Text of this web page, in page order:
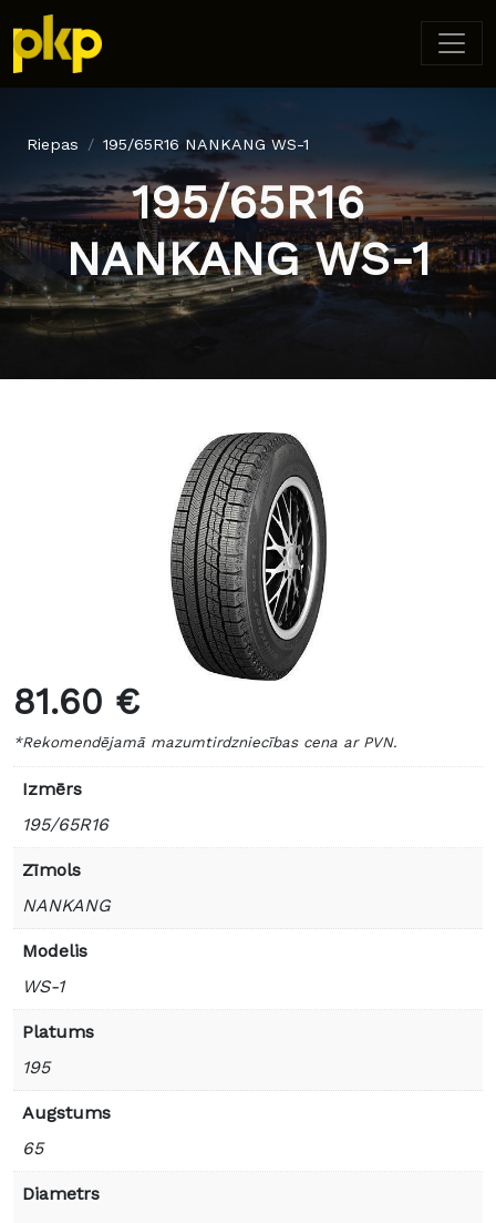
Riepas 195/65R16 NANKANG WS-1
195/65R16
NANKANG WS-1
81.60 €
*Rekomendējamā mazumtirdzniecības cena ar PVN.
Izmērs
195/65R16
Zīmols
NANKANG
Modelis
WS-1
Platums
195
Augstums
65
Diametrs